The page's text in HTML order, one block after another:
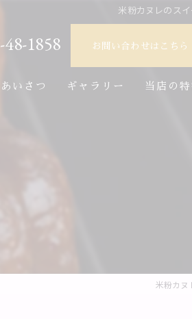
米粉カヌレのス
48-1858 お問い合わせはこちら
いさつ ギャラリー 当店の
米粉カヌ